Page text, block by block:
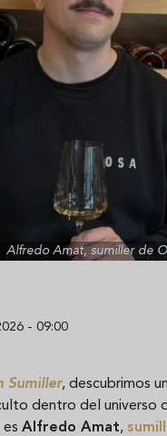
Alfredo Amat, sumiller de
- 09:00
Sumiller, descubrimos
dentro del universo
Alfredo Amat,